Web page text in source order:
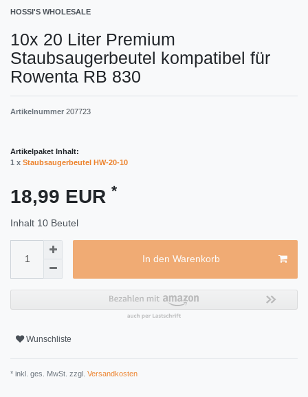
HOSSI'S WHOLESALE
10x 20 Liter Premium
Staubsaugerbeutel kompatibel für
Rowenta RB 830
Artikelnummer 207723
Artikelpaket Inhalt:
1 x Staubsaugerbeutel HW-20-10
18,99 EUR *
Inhalt 10 Beutel
In den Warenkorb
Wunschliste
* inkl. ges. MwSt. zzgl. Versandkosten